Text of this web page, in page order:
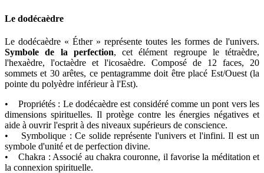
Le dodécaèdre
Le dodécaèdre « Éther » représente toutes les formes de l'univers.
Symbole de la perfection, cet élément regroupe le tétraèdre,
l'hexaèdre, l'octaèdre et l'icosaèdre. Composé de 12 faces, 20
sommets et 30 arêtes, ce pentagramme doit être placé Est/Ouest (la
pointe du polyèdre inférieur à l'Est).
• Propriétés : Le dodécaèdre est considéré comme un pont vers les
dimensions spirituelles. Il protège contre les énergies négatives et
aide à ouvrir l'esprit à des niveaux supérieurs de conscience.
• Symbolique : Ce solide représente l'univers et l'infini. Il est un
symbole d'unité et de perfection divine.
• Chakra : Associé au chakra couronne, il favorise la méditation et
la connexion spirituelle.